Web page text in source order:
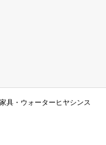
具・ウォーターヒヤシンス